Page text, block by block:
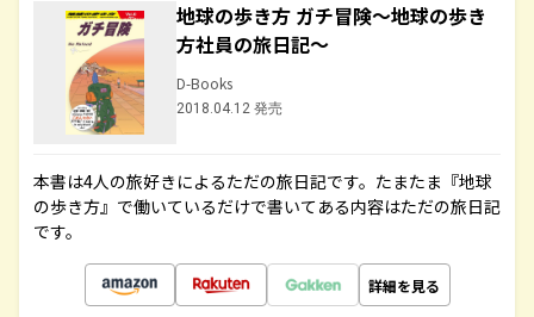
地球の歩き方 ガチ冒険～地球の歩き
方社員の旅日記～
D-Books
2018.04.12 発売
本書は4人の旅好きによるただの旅日記です。たまたま『地球
の歩き方』で働いているだけで書いてある内容はただの旅日記
です。
詳細を見る